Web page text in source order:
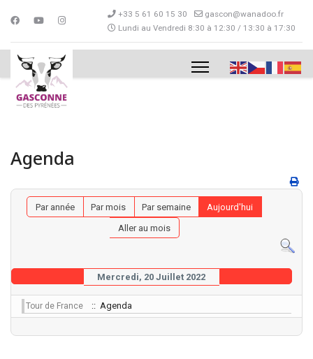
+33 5 61 60 15 30
gascon@wanadoo.fr
Lundi au Vendredi 8:30 à 12:30 / 13:30 à 17:30
Agenda
Par année Par mois Par semaine
Aujourd'hui
Aller au mois
Mercredi, 20 Juillet 2022
Tour de France :: Agenda